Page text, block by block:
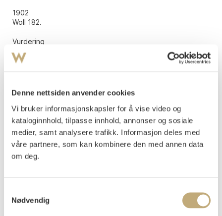
Denne nettsiden anvender cookies
Vi bruker informasjonskapsler for å vise video og
kataloginnhold, tilpasse innhold, annonser og sosiale
medier, samt analysere trafikk. Informasjon deles med
våre partnere, som kan kombinere den med annen data
om deg.
Nødvendig
1902
Woll 182.
Vurdering
NOK 40 000–60 000
EUR 4 100–6 200
TilslagNOK40 000
LITTERATUR: eMunch, Edvard Munchs tekster,